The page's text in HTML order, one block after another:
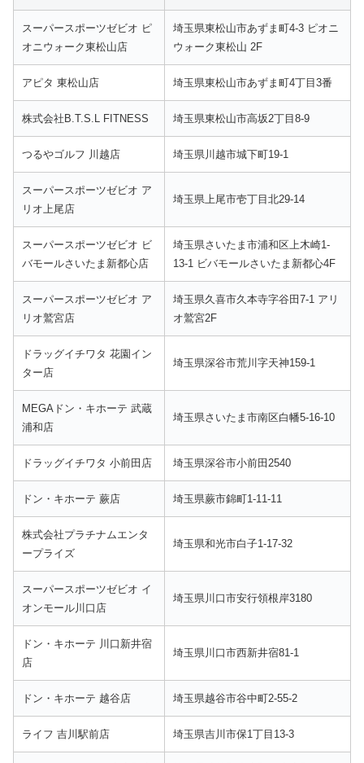
スーパースポーツゼビオ ピ
オニウォーク東松山店
埼玉県東松山市あずま町4-3 ピオニ
ウォーク東松山 2F
アピタ 東松山店 埼玉県東松山市あずま町4丁目3番
株式会社B.T.S.L FITNESS 埼玉県東松山市高坂2丁目8-9
つるやゴルフ 川越店 埼玉県川越市城下町19-1
スーパースポーツゼビオ ア
リオ上尾店
埼玉県上尾市壱丁目北29-14
スーパースポーツゼビオ ビ
バモールさいたま新都心店
埼玉県さいたま市浦和区上木崎1-
13-1 ビバモールさいたま新都心4F
スーパースポーツゼビオ ア
リオ鷲宮店
埼玉県久喜市久本寺字谷田7-1 アリ
オ鷲宮2F
ドラッグイチワタ 花園イン
ター店
埼玉県深谷市荒川字天神159-1
MEGAドン・キホーテ 武蔵
浦和店
埼玉県さいたま市南区白幡5-16-10
ドラッグイチワタ 小前田店 埼玉県深谷市小前田2540
ドン・キホーテ 蕨店 埼玉県蕨市錦町1-11-11
株式会社プラチナムエンタ
ープライズ
埼玉県和光市白子1-17-32
スーパースポーツゼビオ イ
オンモール川口店
埼玉県川口市安行領根岸3180
ドン・キホーテ 川口新井宿
店
埼玉県川口市西新井宿81-1
ドン・キホーテ 越谷店 埼玉県越谷市谷中町2-55-2
ライフ 吉川駅前店 埼玉県吉川市保1丁目13-3